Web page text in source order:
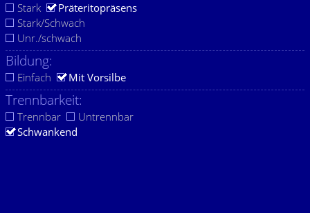
Stark
Präteritopräsens
Stark/Schwach
Unr./schwach
Bildung:
Einfach Mit Vorsilbe
Trennbarkeit:
Trennbar
Untrennbar
Schwankend